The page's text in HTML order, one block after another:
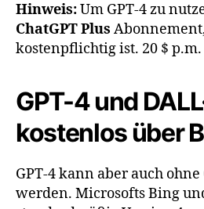
Hinweis:Um GPT-4 zu
ChatGPT Plus
kostenpflichtig ist. 20 $ p.m.
GPT-4 und
kostenlos über
GPT-4 kann aber auch
werden. Microsofts Bing